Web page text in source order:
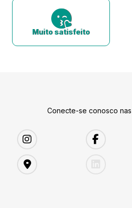
Muito satisfeito
Conecte-se conosco